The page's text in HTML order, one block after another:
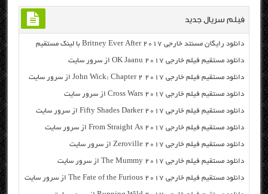
فیلم سریال جدید
دانلود رایگان مسنتد خارجی Britney Ever After 2017 با لینک مستقیم
دانلود مستقیم فیلم خارجی OK Jaanu 2017 از سرور سایت
دانلود مستقیم فیلم خارجی John Wick: Chapter 2 2017 از سرور سایت
دانلود مستقیم فیلم خارجی Cross Wars 2017 از سرور سایت
دانلود مستقیم فیلم خارجی Fifty Shades Darker 2017 از سرور سایت
دانلود مستقیم فیلم خارجی From Straight As 2017 از سرور سایت
دانلود مستقیم فیلم خارجی Zeroville 2017 از سرور سایت
دانلود مستقیم فیلم خارجی The Mummy 2017 از سرور سایت
دانلود مستقیم فیلم خارجی The Fate of the Furious 2017 از سرور سایت